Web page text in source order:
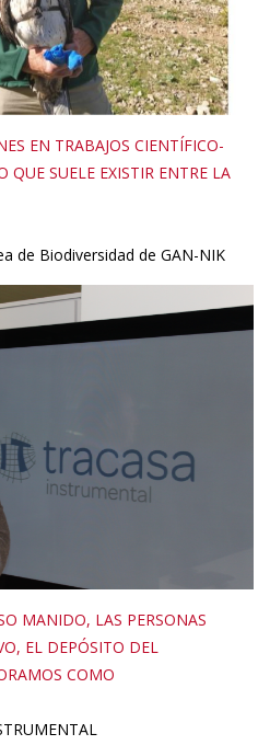
EN TRABAJOS CIENTÍFICO-
QUE SUELE EXISTIR ENTRE LA
de Biodiversidad de GAN-NIK
MANIDO, LAS PERSONAS
EL DEPÓSITO DEL
COMO